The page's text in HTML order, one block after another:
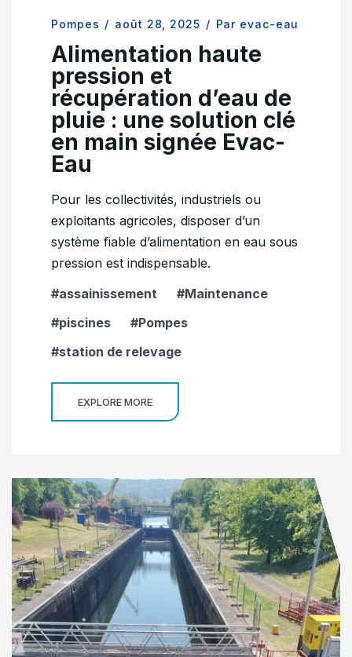
Pompes / août 28, 2025 / Par evac-eau
Alimentation haute
pression et
récupération d’eau de
pluie : une solution clé
en main signée Evac-
Eau
Pour les collectivités, industriels ou
exploitants agricoles, disposer d’un
système fiable d’alimentation en eau sous
pression est indispensable.
assainissement
Maintenance
piscines
Pompes
station de relevage
EXPLORE MORE